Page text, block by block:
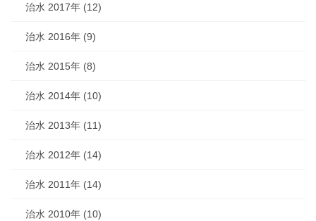
治水 2017年 (12)
治水 2016年 (9)
治水 2015年 (8)
治水 2014年 (10)
治水 2013年 (11)
治水 2012年 (14)
治水 2011年 (14)
治水 2010年 (10)